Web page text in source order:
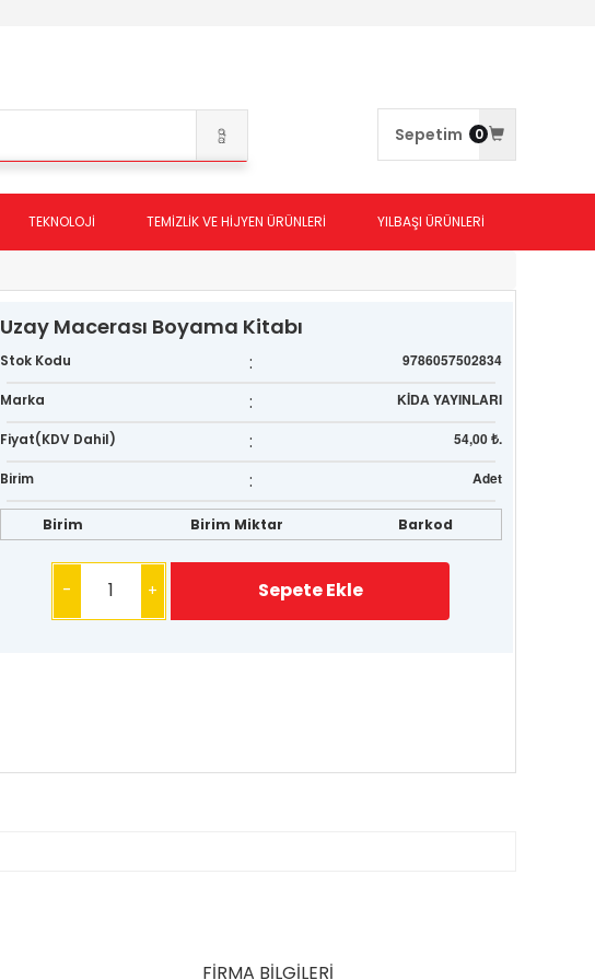
Sepetim 0
TEKNOLOJİ TEMİZLİK VE HİJYEN ÜRÜNLERİ YILBAŞI ÜRÜNLERİ
Uzay Macerası Boyama Kitabı
Stok Kodu : 9786057502834
Marka : KİDA YAYINLARI
Fiyat(KDV Dahil) : 54,00 ₺.
Birim : Adet
Birim Birim Miktar Barkod
- +
FİRMA BİLGİLERİ